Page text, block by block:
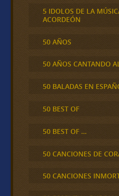
5 IDOLOS DE LA
ACORDEÓN
50 AÑOS
50 AÑOS CANTANDO
50 BALADAS EN
50 BEST OF
50 BEST OF …
50 CANCIONES DE
50 CANCIONES